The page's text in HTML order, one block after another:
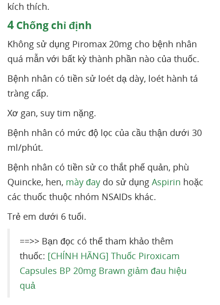
kích thích.
4 Chống chỉ định
Không sử dụng Piromax 20mg cho bệnh nhân
quá mẫn với bất kỳ thành phần nào của thuốc.
Bệnh nhân có tiền sử loét dạ dày, loét hành tá
tràng cấp.
Xơ gan, suy tim nặng.
Bệnh nhân có mức độ lọc của cầu thận dưới 30
ml/phút.
Bệnh nhân có tiền sử co thắt phế quản, phù
Quincke, hen, mày đay do sử dụng Aspirin hoặc
các thuốc thuộc nhóm NSAIDs khác.
Trẻ em dưới 6 tuổi.
==>> Bạn đọc có thể tham khảo thêm
thuốc: [CHÍNH HÃNG] Thuốc Piroxicam
Capsules BP 20mg Brawn giảm đau hiệu
quả